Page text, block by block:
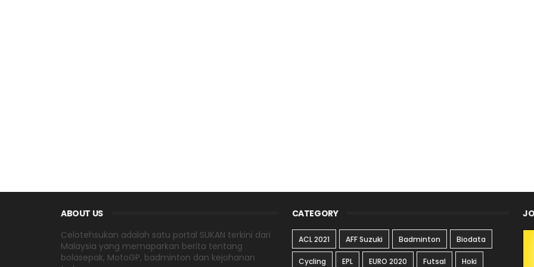
ABOUT US
Celotehsukan adalah satu portal SUKAN terkini dari
Malaysia yang memaparkan berita tentang
bolasepak, MotoGP, badminton dan kejohanan
CATEGORY
ACL 2021 AFF Suzuki Badminton Biodata
Cycling EPL EURO 2020 Futsal Hoki